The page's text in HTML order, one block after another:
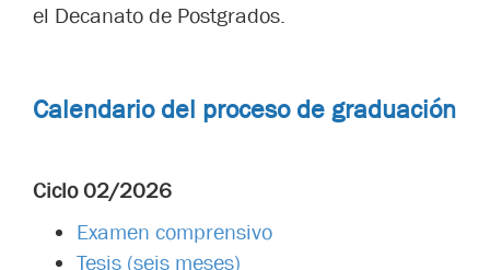
el Decanato de Postgrados.
Calendario del proceso de graduación
Ciclo 02/2026
Examen comprensivo
Tesis (seis meses)